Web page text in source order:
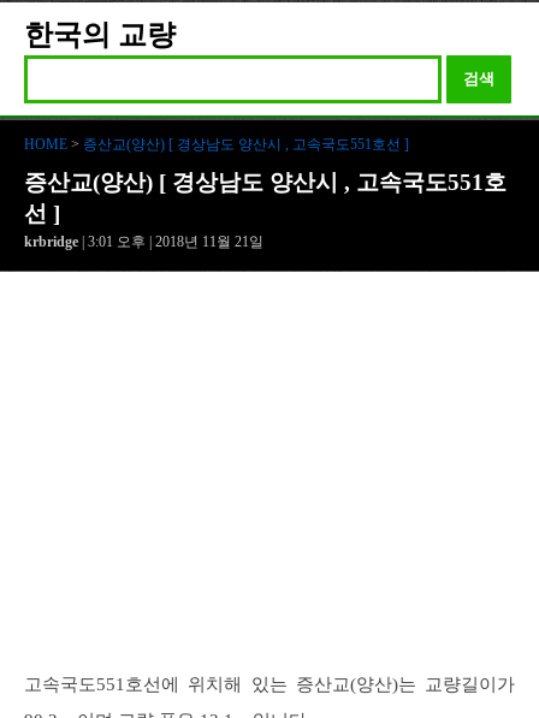
한국의 교량
검색
HOME > 증산교(양산) [ 경상남도 양산시 , 고속국도551호선 ]
증산교(양산) [ 경상남도 양산시 , 고속국도551호
선 ]
krbridge | 3:01 오후 | 2018년 11월 21일
고속국도551호선에 위치해 있는 증산교(양산)는 교량길이가